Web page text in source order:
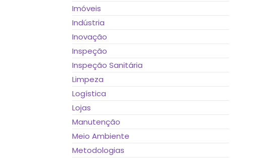
Imóveis
Indústria
Inovação
Inspeção
Inspeção Sanitária
Limpeza
Logística
Lojas
Manutenção
Meio Ambiente
Metodologias